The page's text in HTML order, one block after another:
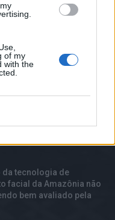
of my
with the
para prevenir a
conteúdo violento em
mais o Instagram do
de acordo com um
da tecnologia de
facial da Amazônia não
bem avaliado pela